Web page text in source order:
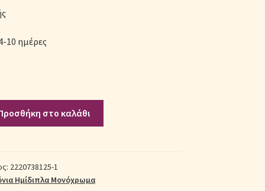
10 ημέρες
στο καλάθι
2220738125-1
Ημίδιπλα Μονόχρωμα